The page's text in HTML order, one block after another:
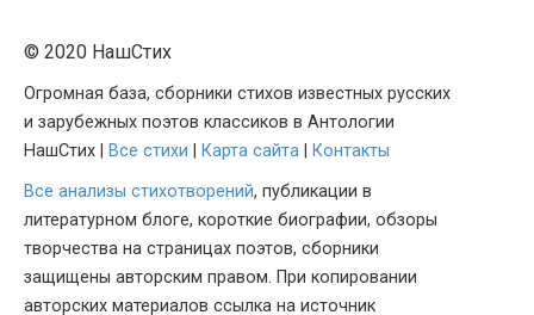
© 2020 НашСтих
Огромная база, сборники стихов известных русских
и зарубежных поэтов классиков в Антологии
НашСтих |
Все стихи Карта сайта
Контакты
Все анализы стихотворений, публикации в
литературном блоге, короткие биографии, обзоры
творчества на страницах поэтов, сборники
защищены авторским правом. При копировании
авторских материалов ссылка на источник